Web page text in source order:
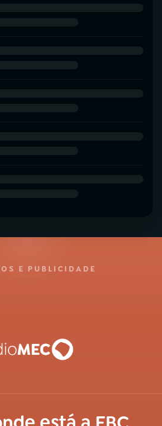
E PUBLICIDADE